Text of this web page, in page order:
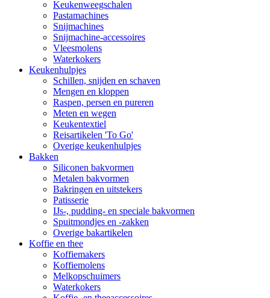
Keukenweegschalen
Pastamachines
Snijmachines
Snijmachine-accessoires
Vleesmolens
Waterkokers
Keukenhulpjes
Schillen, snijden en schaven
Mengen en kloppen
Raspen, persen en pureren
Meten en wegen
Keukentextiel
Reisartikelen 'To Go'
Overige keukenhulpjes
Bakken
Siliconen bakvormen
Metalen bakvormen
Bakringen en uitstekers
Patisserie
IJs-, pudding- en speciale bakvormen
Spuitmondjes en -zakken
Overige bakartikelen
Koffie en thee
Koffiemakers
Koffiemolens
Melkopschuimers
Waterkokers